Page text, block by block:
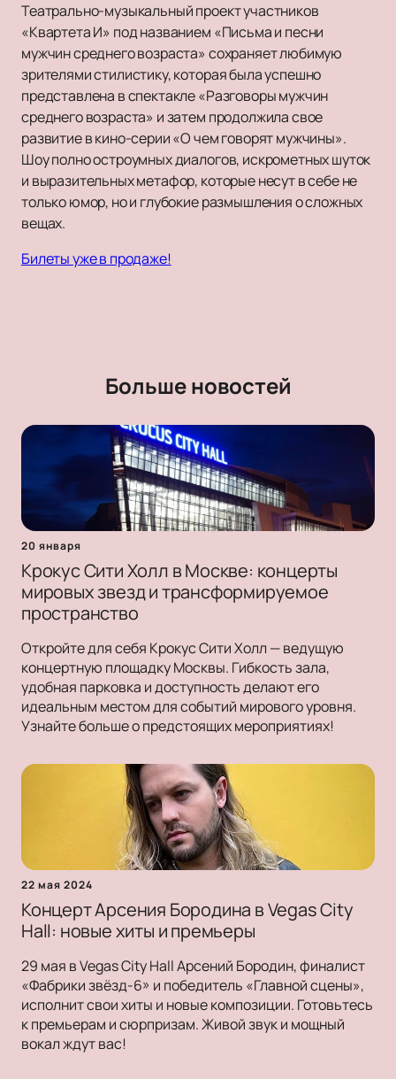
Театрально-музыкальный проект участников
«Квартета И» под названием «Письма и песни
мужчин среднего возраста» сохраняет любимую
зрителями стилистику, которая была успешно
представлена в спектакле «Разговоры мужчин
среднего возраста» и затем продолжила свое
развитие в кино-серии «О чем говорят мужчины».
Шоу полно остроумных диалогов, искрометных шуток
и выразительных метафор, которые несут в себе не
только юмор, но и глубокие размышления о сложных
вещах.
Билеты уже в продаже!
Больше новостей
20 января
Крокус Сити Холл в Москве: концерты
мировых звезд и трансформируемое
пространство
Откройте для себя Крокус Сити Холл — ведущую
концертную площадку Москвы. Гибкость зала,
удобная парковка и доступность делают его
идеальным местом для событий мирового уровня.
Узнайте больше о предстоящих мероприятиях!
22 мая 2024
Концерт Арсения Бородина в Vegas City
Hall: новые хиты и премьеры
29 мая в Vegas City Hall Арсений Бородин, финалист
«Фабрики звёзд-6» и победитель «Главной сцены»,
исполнит свои хиты и новые композиции. Готовьтесь
к премьерам и сюрпризам. Живой звук и мощный
вокал ждут вас!